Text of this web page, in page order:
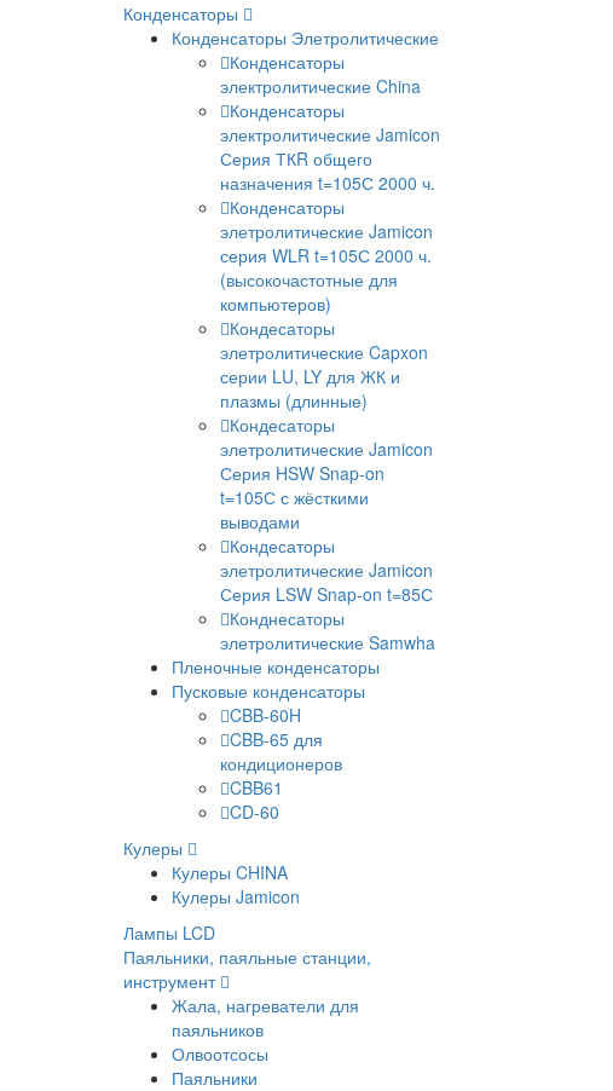
Конденсаторы
Конденсаторы Элетролитические
Конденсаторы
электролитические China
Конденсаторы
электролитические Jamicon
Серия ТКR общего
назначения t=105С 2000 ч.
Конденсаторы
элетролитические Jamicon
серия WLR t=105С 2000 ч.
(высокочастотные для
компьютеров)
Кондесаторы
элетролитические Capxon
серии LU, LY для ЖК и
плазмы (длинные)
Кондесаторы
элетролитические Jamicon
Серия HSW Snap-on
t=105С с жёсткими
выводами
Кондесаторы
элетролитические Jamicon
Серия LSW Snap-on t=85С
Конднесаторы
элетролитические Samwha
Пленочные конденсаторы
Пусковые конденсаторы
CBB-60H
CBB-65 для
кондиционеров
CBB61
CD-60
Кулеры
Кулеры CHINA
Кулеры Jamicon
Лампы LCD
Паяльники, паяльные станции,
инструмент
Жала, нагреватели для
паяльников
Олвоотсосы
Паяльники